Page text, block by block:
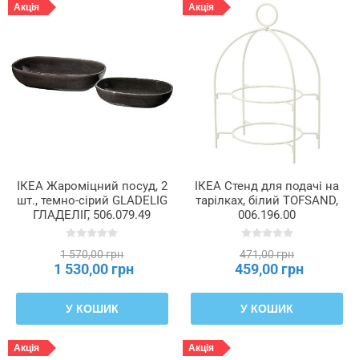
Акція
ІКЕА Жароміцний посуд, 2
шт., темно-сірий GLADELIG
ГЛАДЕЛІГ, 506.079.49
1 570,00 грн
1 530,00 грн
У КОШИК
Акція
ІКЕА Стенд для подачі на
тарілках, білий TOFSAND,
006.196.00
471,00 грн
459,00 грн
У КОШИК
Акція Акція